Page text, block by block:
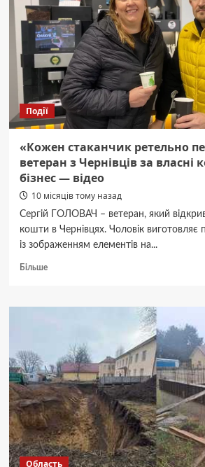
Буковині
за
понад
215
млн
грн
Події
«Кожен стаканчик ретельно
ветеран з Чернівців за власні
бізнес — відео
10 місяців тому назад
Сергій ГОЛОВАЧ – ветеран, який відкрив
кошти в Чернівцях. Чоловік виготовляє
із зображенням елементів на...
БільшеДокладніше
стаканчик
ветеран
Чернівців
за
власні
кошти
відкрив
бізнес
—
відео
Область